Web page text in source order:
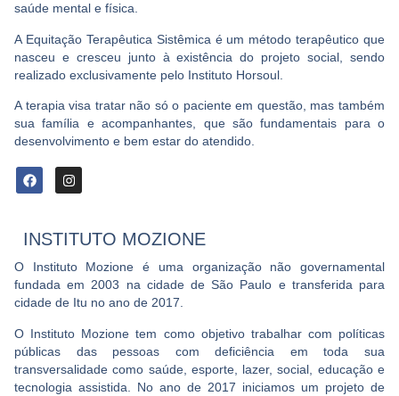
saúde mental e física.
A Equitação Terapêutica Sistêmica é um método terapêutico que
nasceu e cresceu junto à existência do projeto social, sendo
realizado exclusivamente pelo Instituto Horsoul.
A terapia visa tratar não só o paciente em questão, mas também
sua família e acompanhantes, que são fundamentais para o
desenvolvimento e bem estar do atendido.
INSTITUTO MOZIONE
O Instituto Mozione é uma organização não governamental
fundada em 2003 na cidade de São Paulo e transferida para
cidade de Itu no ano de 2017.
O Instituto Mozione tem como objetivo trabalhar com políticas
públicas das pessoas com deficiência em toda sua
transversalidade como saúde, esporte, lazer, social, educação e
tecnologia assistida. No ano de 2017 iniciamos um projeto de